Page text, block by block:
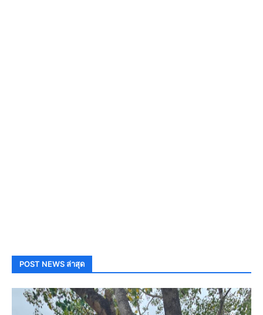
POST NEWS ล่าสุด